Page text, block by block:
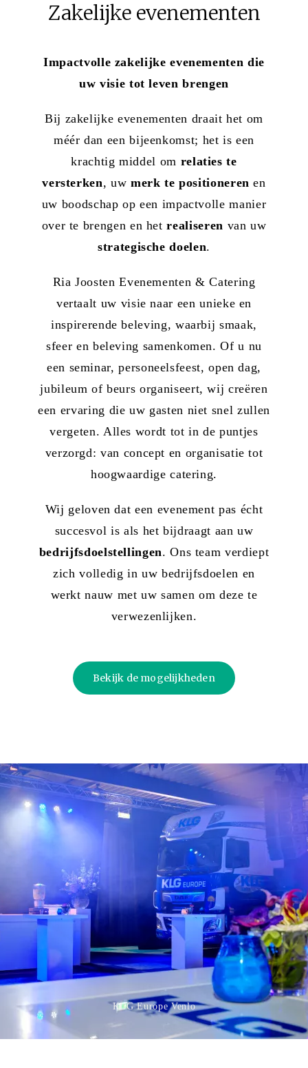
Zakelijke evenementen
Impactvolle zakelijke evenementen die
uw visie tot leven brengen
Bij zakelijke evenementen draait het om
méér dan een bijeenkomst; het is een
krachtig middel om relaties te
versterken, uw merk te positioneren en
uw boodschap op een impactvolle manier
over te brengen en hetrealiseren van uw
strategische doelen.
Ria Joosten Evenementen & Catering
vertaalt uw visie naar een unieke en
inspirerende beleving, waarbij smaak,
sfeer en beleving samenkomen. Of u nu
een seminar, personeelsfeest, open dag,
jubileum of beurs organiseert, wij creëren
een ervaring die uw gasten niet snel zullen
vergeten. Alles wordt tot in de puntjes
verzorgd: van concept en organisatie tot
hoogwaardige catering.
Wij geloven dat een evenement pas écht
succesvol is als het bijdraagt aan uw
bedrijfsdoelstellingen. Ons team verdiept
zich volledig in uw bedrijfsdoelen en
werkt nauw met uw samen om deze te
verwezenlijken.
Bekijk de mogelijkheden
KLG Europe Venlo